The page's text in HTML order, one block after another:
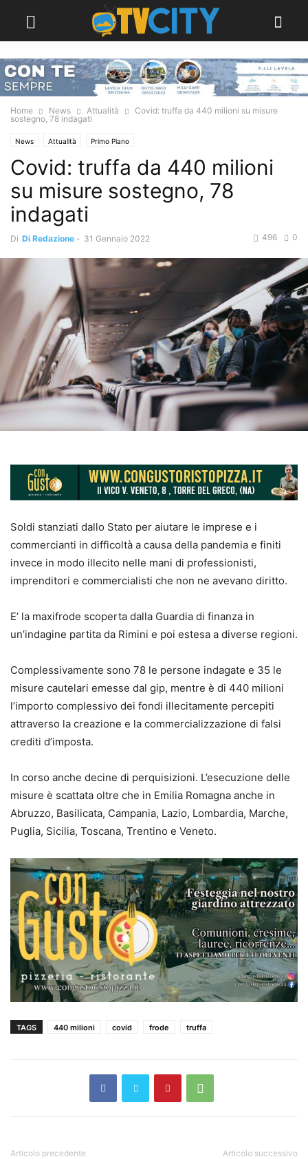
Home News Attualità
Covid: truffa da 440 milioni su misure
sostegno, 78 indagati
News Attualità Primo Piano
Covid: truffa da 440 milioni
su misure sostegno, 78
indagati
Di Di Redazione - 31 Gennaio 2022 0
496
Soldi stanziati dallo Stato per aiutare le imprese e i
commercianti in difficoltà a causa della pandemia e finiti
invece in modo illecito nelle mani di professionisti,
imprenditori e commercialisti che non ne avevano diritto.
E’ la maxifrode scoperta dalla Guardia di finanza in
un’indagine partita da Rimini e poi estesa a diverse regioni.
Complessivamente sono 78 le persone indagate e 35 le
misure cautelari emesse dal gip, mentre è di 440 milioni
l’importo complessivo dei fondi illecitamente percepiti
attraverso la creazione e la commercializzazione di falsi
crediti d’imposta.
In corso anche decine di perquisizioni. L’esecuzione delle
misure è scattata oltre che in Emilia Romagna anche in
Abruzzo, Basilicata, Campania, Lazio, Lombardia, Marche,
Puglia, Sicilia, Toscana, Trentino e Veneto.
TAGS 440 milioni covid frode truffa
Articolo precedente Articolo successivo